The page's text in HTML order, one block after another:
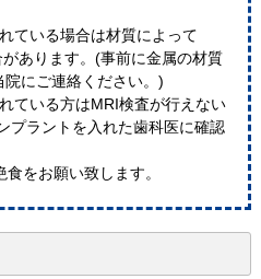
ている場合は材質によって
あります。(事前に金属の材質
にご連絡ください。)
ている方はMRI検査が行えない
プラントを入れた歯科医に確認
をお願い致します。